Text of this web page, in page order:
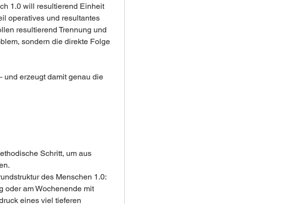
1.0 will resultierend Einheit
operatives und resultantes
resultierend Trennung und
sondern die direkte Folge
erzeugt damit genau die
Schritt, um aus
des Menschen 1.0:
oder am Wochenende mit
eines viel tieferen